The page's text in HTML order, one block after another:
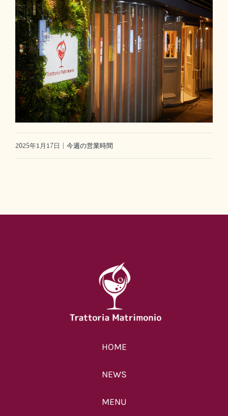
2025年1月17日 | 今週の営業時間
HOME
NEWS
MENU